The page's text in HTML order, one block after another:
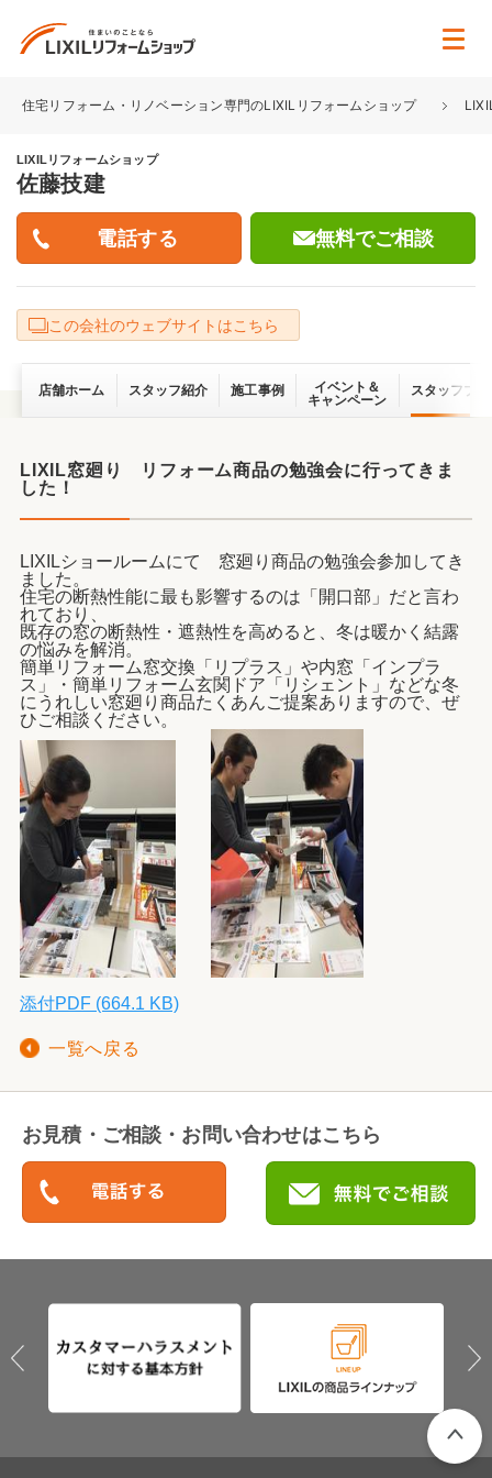
住宅リフォーム・リノベーション専門のLIXILリフォームショップ
LIXILリフォームショップ
佐藤技建
無料でご相談
この会社のウェブサイトはこちら
店舗ホーム スタッフ紹介 施工事例
イベント＆
キャンペーン
スタッフブ
LIXIL窓廻り リフォーム商品の勉強会に行ってきま
した！
LIXILショールームにて 窓廻り商品の勉強会参加してき
ました。
住宅の断熱性能に最も影響するのは「開口部」だと言わ
れており、
既存の窓の断熱性・遮熱性を高めると、冬は暖かく結露
の悩みを解消。
簡単リフォーム窓交換「リプラス」や内窓「インプラ
ス」・簡単リフォーム玄関ドア「リシェント」などな冬
にうれしい窓廻り商品たくあんご提案ありますので、ぜ
ひご相談ください。
添付PDF (664.1 KB)
一覧へ戻る
お見積・ご相談・お問い合わせはこちら